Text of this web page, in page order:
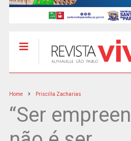
Home Priscilla Zacharias
“Ser